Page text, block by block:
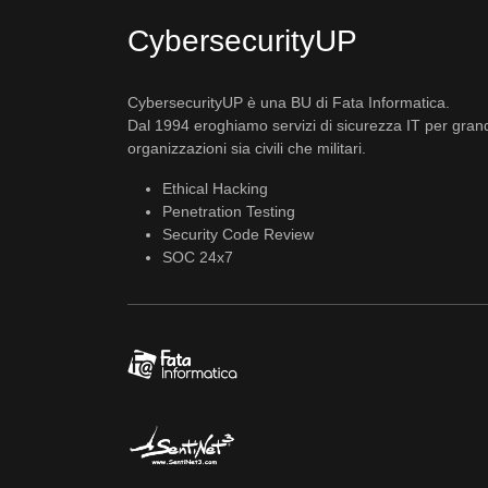
CybersecurityUP
CybersecurityUP è una BU di Fata Informatica.
Dal 1994 eroghiamo servizi di sicurezza IT per
organizzazioni sia civili che militari.
Ethical Hacking
Penetration Testing
Security Code Review
SOC 24x7